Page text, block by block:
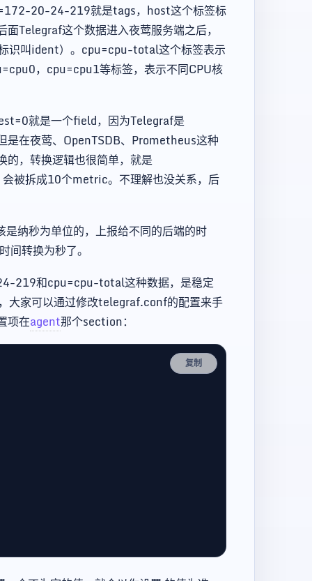
20-24-219就是tags，host这个标签标
Telegraf这个数据进入夜莺服务端之后，
识叫ident）。cpu=cpu-total这个标签表示
，cpu=cpu1等标签，表示不同CPU核
就是一个field，因为Telegraf是
在夜莺、OpenTSDB、Prometheus这种
的，转换逻辑也很简单，就是
被拆成10个metric。不理解也没关系，后
纳秒为单位的，上报给不同的后端的时
转换为秒了。
219和cpu=cpu-total这种数据，是稳定
大家可以通过修改telegraf.conf的配置来手
项在agent那个section：
复制